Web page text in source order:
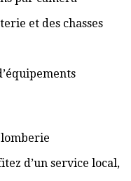
et des chasses
d’un service local,